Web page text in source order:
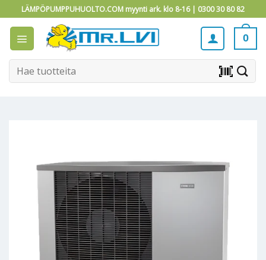
to
content
LÄMPÖPUMPPUHUOLTO.COM myynti ark. klo 8-16 | 0300 30 80 82
0
Etsi: barcode_scanner